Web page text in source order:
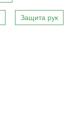
Защита рук